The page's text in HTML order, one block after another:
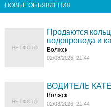
НОВЫЕ ОБЪЯВЛЕНИЯ
НЕТ ФОТО
Продаются
водопровода и
Волжск
02/08/2026, 21:44
НЕТ ФОТО
ВОДИТЕЛЬ
Волжск
02/08/2026, 21:44